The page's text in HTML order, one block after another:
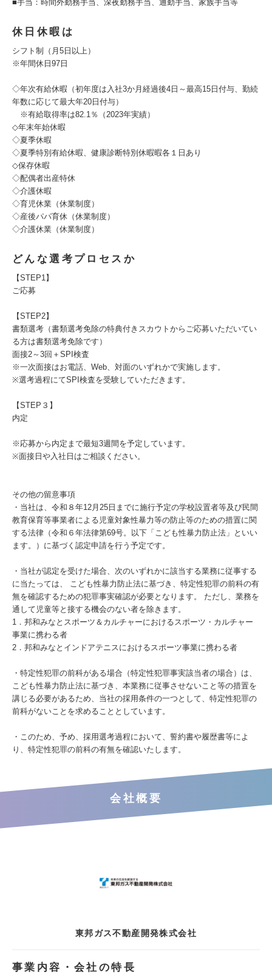
■手当：時間外勤務手当、深夜勤務手当、通勤手当、家族手当等
休日休暇は
シフト制（月5日以上）
※年間休日97日
◇年次有給休暇（初年度は入社3か月経過後4日～最高15日付与、勤続
年数に応じて最大年20日付与）
※有給取得率は82.1％（2023年実績）
◇年末年始休暇
◇夏季休暇
◇夏季特別有給休暇、健康診断特別休暇暇各１日あり
◇保存休暇
◇配偶者出産特休
◇介護休暇
◇育児休業（休業制度）
◇産後パパ育休（休業制度）
◇介護休業（休業制度）
どんな選考プロセスか
【STEP1】
ご応募
【STEP2】
書類選考（書類選考免除の特典付きスカウトからご応募いただいてい
る方は書類選考免除です）
面接2～3回＋SPI検査
※一次面接はお電話、Web、対面のいずれかで実施します。
※選考過程にてSPI検査を受験していただきます。
【STEP３】
内定
※応募から内定まで最短3週間を予定しています。
※面接日や入社日はご相談ください。
その他の留意事項
・当社は、令和８年12月25日までに施行予定の学校設置者等及び民間
教育保育等事業者による児童対象性暴力等の防止等のための措置に関
する法律（令和６年法律第69号。以下「こども性暴力防止法」といい
ます。）に基づく認定申請を行う予定です。
・当社が認定を受けた場合、次のいずれかに該当する業務に従事する
に当たっては、 こども性暴力防止法に基づき、特定性犯罪の前科の有
無を確認するための犯罪事実確認が必要となります。 ただし、業務を
通して児童等と接する機会のない者を除きます。
1．邦和みなとスポーツ＆カルチャーにおけるスポーツ・カルチャー
事業に携わる者
2．邦和みなとインドアテニスにおけるスポーツ事業に携わる者
・特定性犯罪の前科がある場合（特定性犯罪事実該当者の場合）は、
こども性暴力防止法に基づき、本業務に従事させないこと等の措置を
講じる必要があるため、当社の採用条件の一つとして、特定性犯罪の
前科がないことを求めることとしています。
・このため、予め、採用選考過程において、誓約書や履歴書等によ
り、特定性犯罪の前科の有無を確認いたします。
会社概要
東邦ガス不動産開発株式会社
事業内容・会社の特長